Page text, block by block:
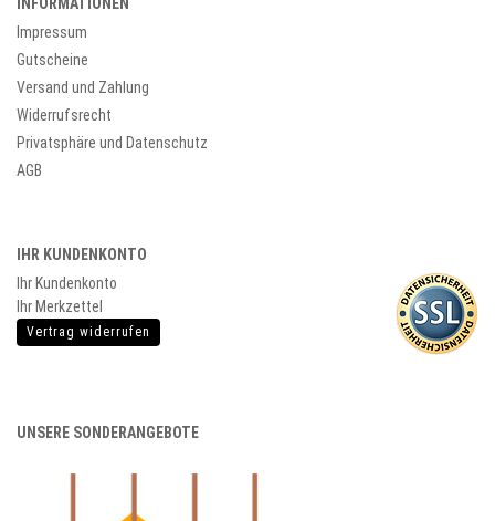
Impressum
Gutscheine
Versand und Zahlung
Widerrufsrecht
Privatsphäre und Datenschutz
AGB
IHR KUNDENKONTO
Ihr Kundenkonto
Ihr Merkzettel
Vertrag widerrufen
UNSERE SONDERANGEBOTE